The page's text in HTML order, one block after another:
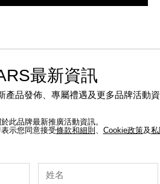
最新資訊
產品發佈、專屬禮遇及更多品牌活動
此品牌最新推廣活動資訊。
示您同意接受條款和細則 Cookie政策及